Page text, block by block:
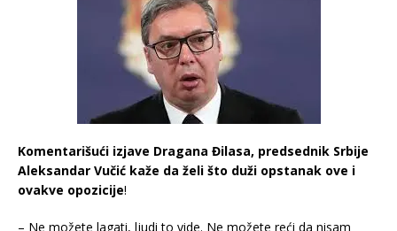
Komentarišući izjave Dragana Đilasa, predsednik Srbije
Aleksandar Vučić kaže da želi što duži opstanak ove i
ovakve opozicije!
– Ne možete lagati, ljudi to vide. Ne možete reći da nisam